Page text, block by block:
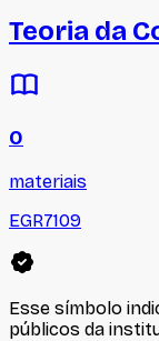
Teoria da
0
materiais
EGR7109
Esse símbolo
públicos da